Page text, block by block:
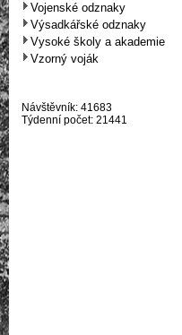
Vojenské odznaky
Výsadkářské odznaky
Vysoké školy a akademie
Vzorný voják
Návštěvník: 41683
Týdenní počet: 21441